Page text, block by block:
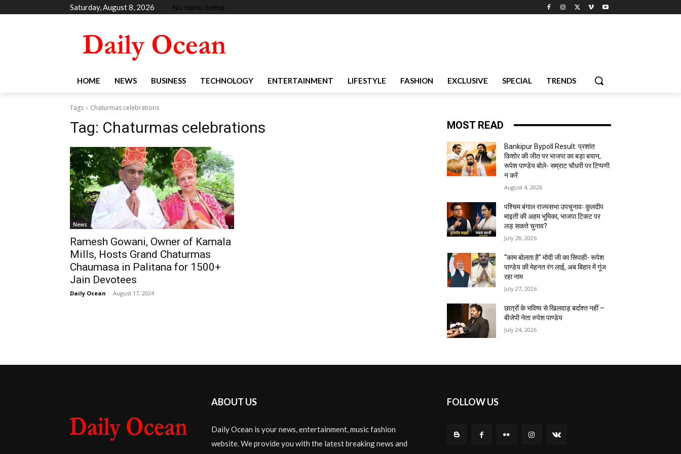
Saturday, August 8, 2026 No menu items!
HOME NEWS BUSINESS TECHNOLOGY ENTERTAINMENT LIFESTYLE FASHION EXCLUSIVE SPECIAL TRENDS
Tags Chaturmas celebrations
Tag: Chaturmas celebrations
News
Ramesh Gowani, Owner of Kamala
Mills, Hosts Grand Chaturmas
Chaumasa in Palitana for 1500+
Jain Devotees
Daily Ocean - August 17, 2024
MOST READ
Bankipur Bypoll Result: प्रशांत
किशोर की जीत पर भाजपा का बड़ा बयान,
रूपेश पाण्डेय बोले- सम्राट चौधरी पर टिप्पणी
न करें
August 4, 2026
पश्चिम बंगाल राज्यसभा उपचुनावः कुलदीप
माइती की अहम भूमिका, भाजपा टिकट पर
लड़ सकते चुनाव?
July 28, 2026
“काम बोलता है” मोदी जी का सिपाही- रूपेश
पाण्डेय की मेहनत रंग लाई, अब बिहार में गूंज
रहा नाम
July 27, 2026
छात्रों के भविष्य से खिलवाड़ बर्दाश्त नहीं –
बीजेपी नेता रुपेश पाण्डेय
July 24, 2026
ABOUT US
Daily Ocean is your news, entertainment, music fashion
website. We provide you with the latest breaking news and
FOLLOW US